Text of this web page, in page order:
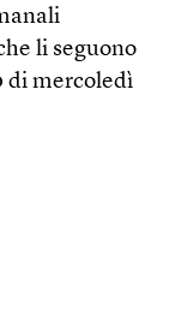
li seguono
di mercoledì